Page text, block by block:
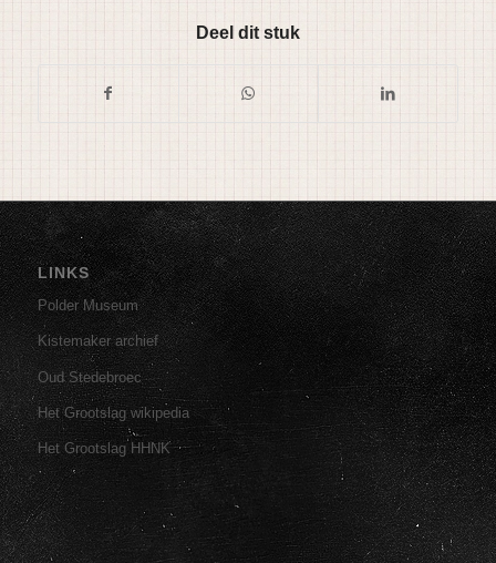
Deel dit stuk
LINKS
Polder Museum
Kistemaker archief
Oud Stedebroec
Het Grootslag wikipedia
Het Grootslag HHNK